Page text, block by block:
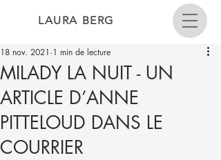
LAURA BERG
MILADY LA NUIT - UN
ARTICLE D’ANNE
PITTELOUD DANS LE
COURRIER
18 nov. 2021 1 min de lecture